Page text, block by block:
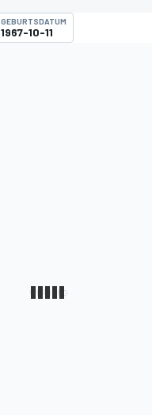
GEBURTSDATUM
1967-10-11